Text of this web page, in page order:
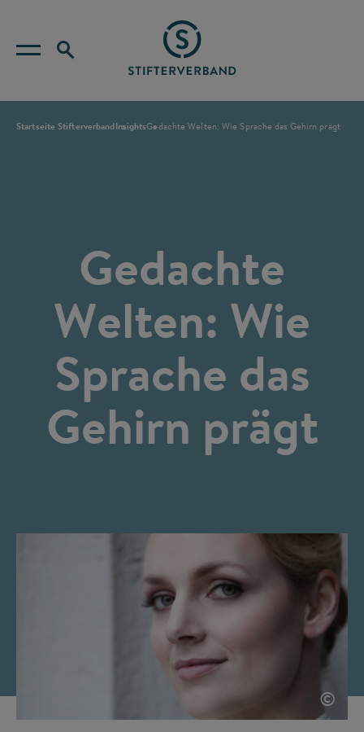
Startseite StifterverbandInsightsGedachte Welten: Wie Sprache das Gehirn prägt
Gedachte
Welten: Wie
Sprache das
Gehirn prägt
©